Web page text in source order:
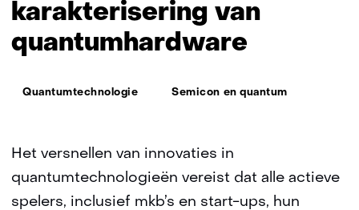
karakterisering van
quantumhardware
Thema:
Quantumtechnologie Semicon en quantum
Het versnellen van innovaties in
quantumtechnologieën vereist dat alle actieve
spelers, inclusief mkb’s en start-ups, hun